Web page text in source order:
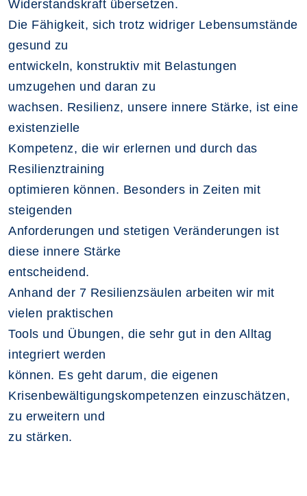
Widerstandskraft übersetzen.
Die Fähigkeit, sich trotz widriger Lebensumstände
gesund zu
entwickeln, konstruktiv mit Belastungen
umzugehen und daran zu
wachsen. Resilienz, unsere innere Stärke, ist eine
existenzielle
Kompetenz, die wir erlernen und durch das
Resilienztraining
optimieren können. Besonders in Zeiten mit
steigenden
Anforderungen und stetigen Veränderungen ist
diese innere Stärke
entscheidend.
Anhand der 7 Resilienzsäulen arbeiten wir mit
vielen praktischen
Tools und Übungen, die sehr gut in den Alltag
integriert werden
können. Es geht darum, die eigenen
Krisenbewältigungskompetenzen einzuschätzen,
zu erweitern und
zu stärken.